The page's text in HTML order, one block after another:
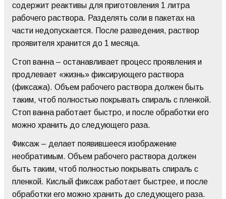
содержит реактивы для приготовления 1 литра
рабочего раствора. Разделять соли в пакетах на
части недопускается. После разведения, раствор
проявителя хранится до 1 месяца.
Стоп ванна – останавливает процесс проявления и
продлевает «жизнь» фиксирующего раствора
(фиксажа). Объем рабочего раствора должен быть
таким, чтоб полностью покрывать спираль с пленкой.
Стоп ванна работает быстро, и после обработки его
можно хранить до следующего раза.
Фиксаж – делает появившееся изображение
необратимым. Объем рабочего раствора должен
быть таким, чтоб полностью покрывать спираль с
пленкой. Кислый фиксаж работает быстрее, и после
обработки его можно хранить до следующего раза.